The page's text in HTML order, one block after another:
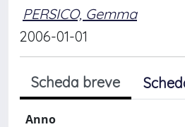
PERSICO, Gemma
2006-01-01
Scheda breve
Anno